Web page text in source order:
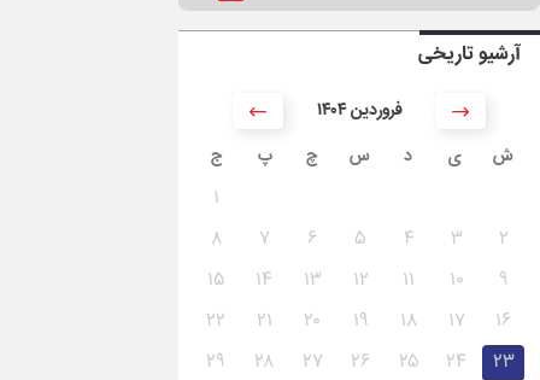
آرشیو تاریخی
۱۴۰۴ فروردین
ش
ی د س چ پ ج
۱
۲
۳ ۴ ۵ ۶ ۷
۸
۹
۱۰ ۱۱ ۱۲ ۱۳ ۱۴
۱۵
۱۶
۱۷ ۱۸ ۱۹ ۲۰ ۲۱
۲۲
۲۳
۲۴ ۲۵ ۲۶ ۲۷ ۲۸
۲۹